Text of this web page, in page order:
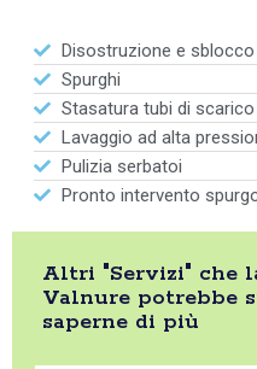
Disostruzione e
Spurghi
Stasatura tubi di
Lavaggio ad alta
Pulizia serbatoi
Pronto intervento
Altri "Servizi" che
Valnure potrebbe
saperne di più